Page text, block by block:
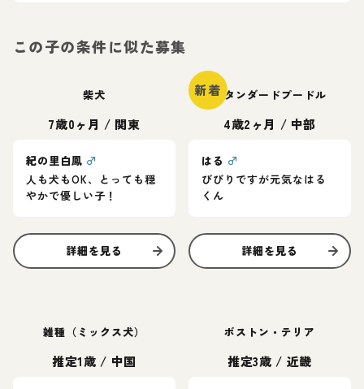
この子の条件に似た募集
柴犬
7歳0ヶ月 / 関東
紀の里白鳳 ♂
人も犬もOK、とっても穏
やかで優しい子！
詳細を見る
新着スタンダードプードル
4歳2ヶ月 / 中部
はる ♂
びびりですが元気なはる
くん
詳細を見る
雑種（ミックス犬）
推定1歳 / 中国
ボストン・テリア
推定3歳 / 近畿